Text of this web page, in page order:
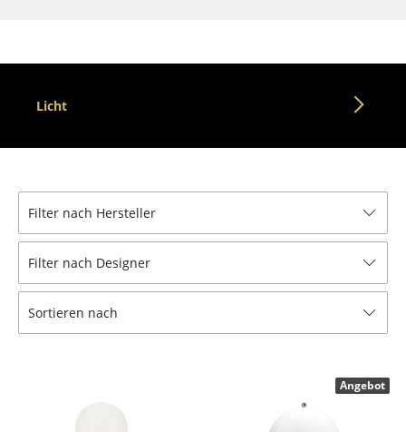
Bürodrehstühle
Konferenzstühle
Bürosessel
... alle Sitzmöbel
Tische
Couchtische
Licht
Filter nach Hersteller
Filter nach Designer
Sortieren nach
Angebot